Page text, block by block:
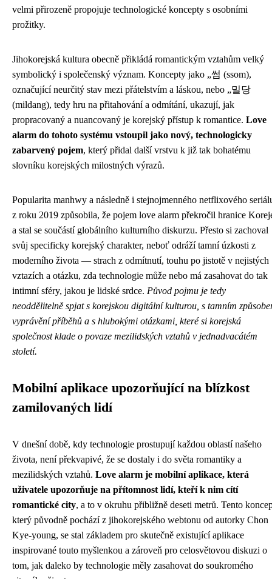
velmi přirozeně propojuje technologické koncepty s osobními
prožitky.
Jihokorejská kultura obecně přikládá romantickým vztahům velký
symbolický i společenský význam. Koncepty jako „썸 (ssom),
označující neurčitý stav mezi přátelstvím a láskou, nebo „밀당
(mildang), tedy hru na přitahování a odmítání, ukazují, jak
propracovaný a nuancovaný je korejský přístup k romantice. Love
alarm do tohoto systému vstoupil jako nový, technologicky
zabarvený pojem, který přidal další vrstvu k již tak bohatému
slovníku korejských milostných výrazů.
Popularita manhwy a následně i stejnojmenného netflixového
z roku 2019 způsobila, že pojem love alarm překročil hranice
a stal se součástí globálního kulturního diskurzu. Přesto si zachoval
svůj specificky korejský charakter, neboť odráží tamní úzkosti z
moderního života — strach z odmítnutí, touhu po jistotě v nejistých
vztazích a otázku, zda technologie může nebo má zasahovat do tak
intimní sféry, jakou je lidské srdce. Původ pojmu je tedy
neoddělitelně spjat s korejskou digitální kulturou, s tamním
vyprávění příběhů a s hlubokými otázkami, které si korejská
společnost klade o povaze mezilidských vztahů v jednadvacátém
století.
Mobilní aplikace upozorňující na blízkost
zamilovaných lidí
V dnešní době, kdy technologie prostupují každou oblastí našeho
života, není překvapivé, že se dostaly i do světa romantiky a
mezilidských vztahů. Love alarm je mobilní aplikace, která
uživatele upozorňuje na přítomnost lidí, kteří k nim cítí
romantické city, a to v okruhu přibližně deseti metrů. Tento
který původně pochází z jihokorejského webtonu od autorky Chon
Kye-young, se stal základem pro skutečně existující aplikace
inspirované touto myšlenkou a zároveň pro celosvětovou diskuzi o
tom, jak daleko by technologie měly zasahovat do soukromého